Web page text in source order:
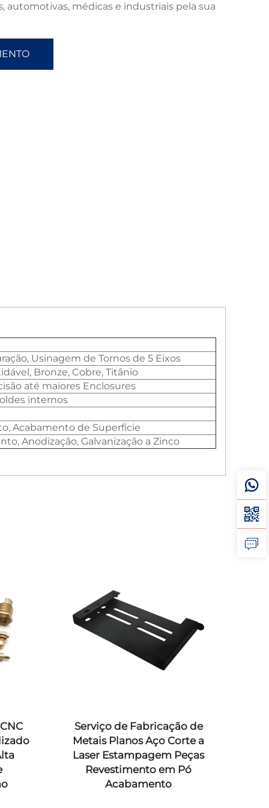
automotivas, médicas e industriais pela sua
Usinagem de Tornos de 5 Eixos
Bronze, Cobre, Titânio
até maiores Enclosures
internos
Acabamento de Superfície
Anodização, Galvanização a Zinco
Serviço de Fabricação de
Metais Planos Aço Corte a
Laser Estampagem Peças
Revestimento em Pó
Acabamento